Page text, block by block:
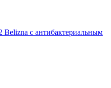
Belizna с антибактериальным